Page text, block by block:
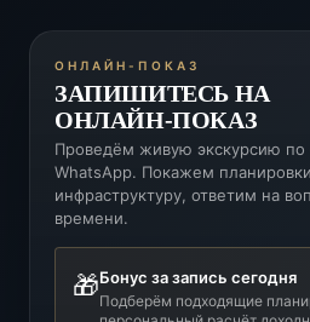
ОНЛАЙН-ПОКАЗ
ЗАПИШИТЕСЬ НА
ОНЛАЙН-ПОКАЗ
Проведём живую экскурсию по
WhatsApp. Покажем
инфраструктуру, ответим на
времени.
🎁Бонус за запись сегодня
Подберём подходящие